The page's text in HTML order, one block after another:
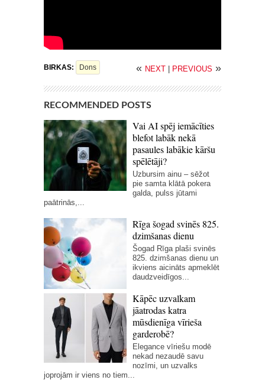
BIRKAS: Dons « NEXT PREVIOUS »
RECOMMENDED POSTS
Vai AI spēj iemācīties
blefot labāk nekā
pasaules labākie kāršu
spēlētāji?
Uzbursim ainu – sēžot
pie samta klātā pokera
galda, pulss jūtami
paātrinās,...
Rīga šogad svinēs 825.
dzimšanas dienu
Šogad Rīga plaši svinēs
825. dzimšanas dienu un
ikviens aicināts apmeklēt
daudzveidīgos...
Kāpēc uzvalkam
jāatrodas katra
mūsdienīga vīrieša
garderobē?
Elegance vīriešu modē
nekad nezaudē savu
nozīmi, un uzvalks
joprojām ir viens no tiem...